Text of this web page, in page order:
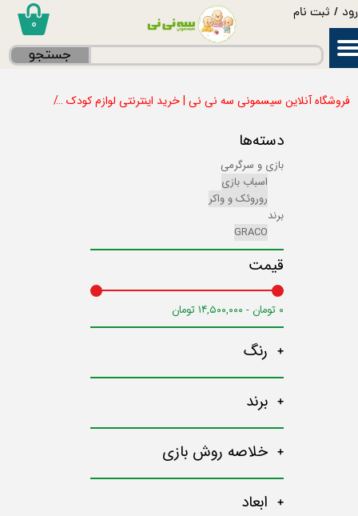
/ ثبت نام
حساب کاربری من
سفارشات
خروج از حساب کاربری
۰
جستجو
فروشگاه آنلاین سیسمونی سه نی نی | خرید اینترنتی لوازم کودک
دسته‌ها
بازی و سرگرمی
اسباب بازی
روروئک و واکر
برند
GRACO
قیمت
۰ تومان - ۱۴,۵۰۰,۰۰۰ تومان
رنگ
برند
خلاصه روش بازی
ابعاد